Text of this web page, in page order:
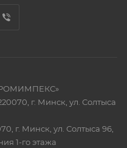
г. Минск, ул. Солтыса
г. Минск, ул. Солтыса 96,
1-го этажа